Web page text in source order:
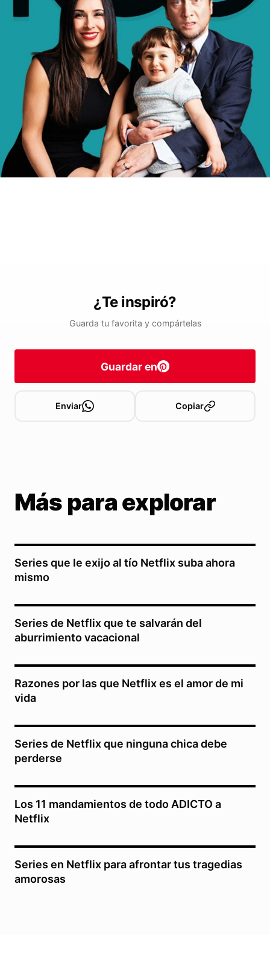
¿Te inspiró?
Guarda tu favorita y compártelas
Guardar en
Enviar Copiar
Más para explorar
Series que le exijo al tío Netflix suba ahora
mismo
Series de Netflix que te salvarán del
aburrimiento vacacional
Razones por las que Netflix es el amor de mi
vida
Series de Netflix que ninguna chica debe
perderse
Los 11 mandamientos de todo ADICTO a
Netflix
Series en Netflix para afrontar tus tragedias
amorosas